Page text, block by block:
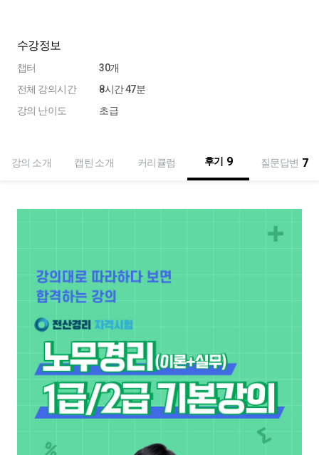
수강정보
챕터
전체 강의시간
강의 난이도
30개
8시간 47분
초급
강의 소개 캡틴 소개 커리큘럼 후기 9 질문답변 7